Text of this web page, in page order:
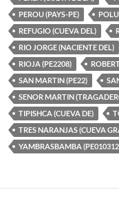
PEROU (PAYS-PE)
REFUGIO (CUEVA DEL)
RIO JORGE (NACIENTE DEL)
RIOJA (PE2208)
SAN MARTIN (PE22)
SENOR MARTIN
TIPISHCA (CUEVA DE)
TRES NARANJAS (CUEVA
YAMBRASBAMBA